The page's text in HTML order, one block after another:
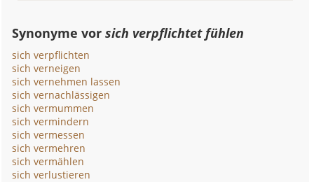
Synonyme vorsich verpflichtet fühlen
sich verpflichten
sich verneigen
sich vernehmen lassen
sich vernachlässigen
sich vermummen
sich vermindern
sich vermessen
sich vermehren
sich vermählen
sich verlustieren